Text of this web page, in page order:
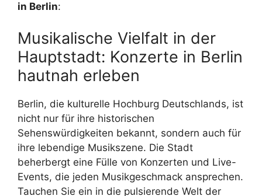
in Berlin:
Musikalische Vielfalt in der
Hauptstadt: Konzerte in Berlin
hautnah erleben
Berlin, die kulturelle Hochburg Deutschlands, ist
nicht nur für ihre historischen
Sehenswürdigkeiten bekannt, sondern auch für
ihre lebendige Musikszene. Die Stadt
beherbergt eine Fülle von Konzerten und Live-
Events, die jeden Musikgeschmack ansprechen.
Tauchen Sie ein in die pulsierende Welt der